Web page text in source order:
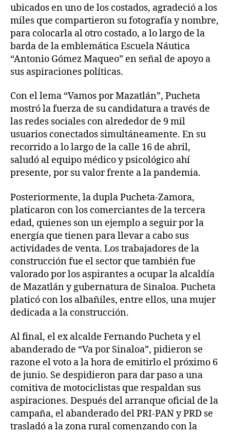
ubicados en uno de los costados, agradeció a los
miles que compartieron su fotografía y nombre,
para colocarla al otro costado, a lo largo de la
barda de la emblemática Escuela Náutica
“Antonio Gómez Maqueo” en señal de apoyo a
sus aspiraciones políticas.
Con el lema “Vamos por Mazatlán”, Pucheta
mostró la fuerza de su candidatura a través de
las redes sociales con alrededor de 9 mil
usuarios conectados simultáneamente. En su
recorrido a lo largo de la calle 16 de abril,
saludó al equipo médico y psicológico ahí
presente, por su valor frente a la pandemia.
Posteriormente, la dupla Pucheta-Zamora,
platicaron con los comerciantes de la tercera
edad, quienes son un ejemplo a seguir por la
energía que tienen para llevar a cabo sus
actividades de venta. Los trabajadores de la
construcción fue el sector que también fue
valorado por los aspirantes a ocupar la alcaldía
de Mazatlán y gubernatura de Sinaloa. Pucheta
platicó con los albañiles, entre ellos, una mujer
dedicada a la construcción.
Al final, el ex alcalde Fernando Pucheta y el
abanderado de “Va por Sinaloa”, pidieron se
razone el voto a la hora de emitirlo el próximo 6
de junio. Se despidieron para dar paso a una
comitiva de motociclistas que respaldan sus
aspiraciones. Después del arranque oficial de la
campaña, el abanderado del PRI-PAN y PRD se
trasladó a la zona rural comenzando con la